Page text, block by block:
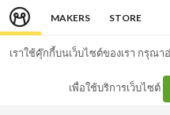
MAKERS STORE
เราใช้คุ๊กกี้บนเว็บไซต์ของเรา กรุณ
เพื่อใช้บริการเว็บไซต์